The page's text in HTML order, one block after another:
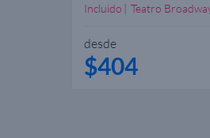
Incluido
Teatro
desde
$404